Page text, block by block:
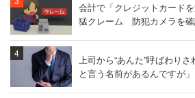
会計で「クレジットカード
猛クレーム 防犯カメラを
上司から“あんた”呼ばわり
と言う名前があるんですが